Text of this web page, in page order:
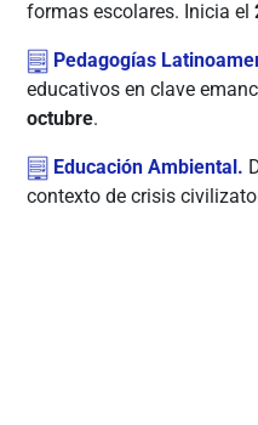
formas escolares. Inicia el
Pedagogías
educativos en clave
octubre.
Educación Ambiental.
contexto de crisis